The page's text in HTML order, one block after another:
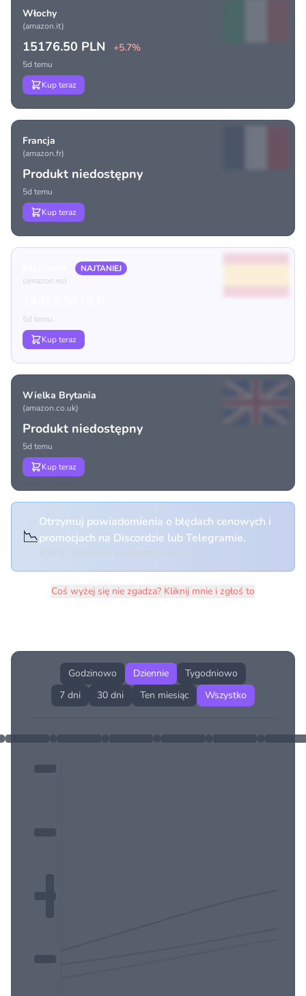
Włochy
(amazon.it)
15176.50 PLN +5.7%
5d temu
Kup teraz
Francja
(amazon.fr)
Produkt niedostępny
5d temu
Kup teraz
NAJTANIEJ
(amazon.es)
5d temu
Kup teraz
Wielka Brytania
(amazon.co.uk)
Produkt niedostępny
5d temu
Kup teraz
📉
Otrzymuj powiadomienia o błędach cenowych i
promocjach na Discordzie lub Telegramie.
Coś wyżej się nie zgadza? Kliknij mnie i zgłoś to
Godzinowo Dziennie
Tygodniowo
7 dni
30 dni Ten miesiąc Wszystko